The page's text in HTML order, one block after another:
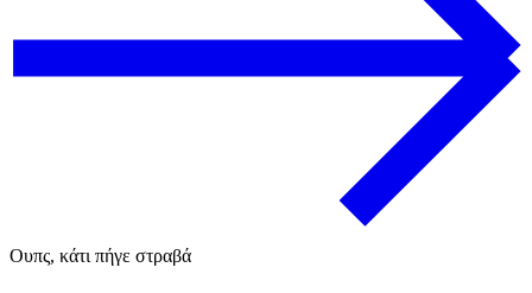
Ουπς, κάτι πήγε στραβά